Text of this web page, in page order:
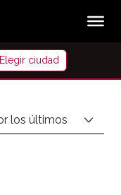
Elegir ciudad